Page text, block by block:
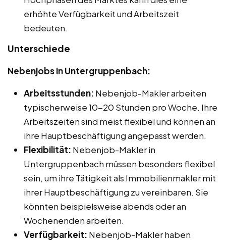
erhöhte Verfügbarkeit und Arbeitszeit
bedeuten.
Unterschiede
Nebenjobs in Untergruppenbach:
Arbeitsstunden: Nebenjob-Makler arbeiten
typischerweise 10-20 Stunden pro Woche. Ihre
Arbeitszeiten sind meist flexibel und können an
ihre Hauptbeschäftigung angepasst werden.
Flexibilität: Nebenjob-Makler in
Untergruppenbach müssen besonders flexibel
sein, um ihre Tätigkeit als Immobilienmakler mit
ihrer Hauptbeschäftigung zu vereinbaren. Sie
könnten beispielsweise abends oder an
Wochenenden arbeiten.
Verfügbarkeit: Nebenjob-Makler haben